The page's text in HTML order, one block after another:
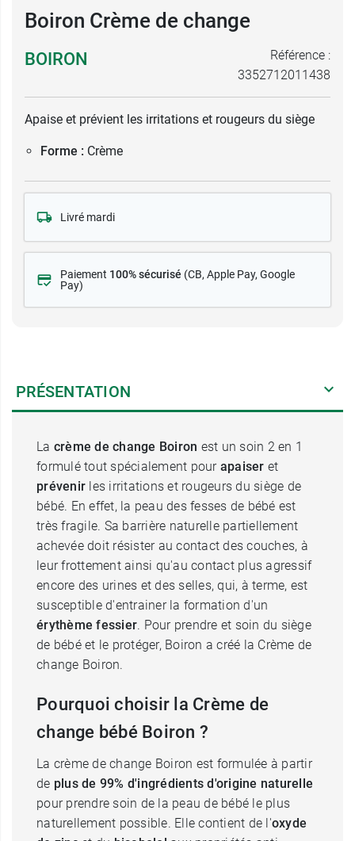
Boiron Crème de change
BOIRON
Référence :
3352712011438
Apaise et prévient les irritations et rougeurs du siège
Forme : Crème
Livré mardi
Paiement 100% sécurisé (CB, Apple Pay, Google
Pay)
PRÉSENTATION
La crème de change Boiron est un soin 2 en 1
formulé tout spécialement pour apaiser et
prévenir les irritations et rougeurs du siège de
bébé. En effet, la peau des fesses de bébé est
très fragile. Sa barrière naturelle partiellement
achevée doit résister au contact des couches, à
leur frottement ainsi qu'au contact plus agressif
encore des urines et des selles, qui, à terme, est
susceptible d'entrainer la formation d'un
érythème fessier. Pour prendre et soin du siège
de bébé et le protéger, Boiron a créé la Crème de
change Boiron.
Pourquoi choisir la Crème de
change bébé Boiron ?
La crème de change Boiron est formulée à partir
de plus de 99% d'ingrédients d'origine naturelle
pour prendre soin de la peau de bébé le plus
naturellement possible. Elle contient de l'oxyde